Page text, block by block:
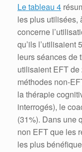
Le tableau 4
les plus utilisées,
concerne
qu’ils l’utilisaient
leurs séances de
utilisaient EFT de
méthodes non-
la thérapie
interrogés), le
(31%). Dans une
non EFT que les
les plus